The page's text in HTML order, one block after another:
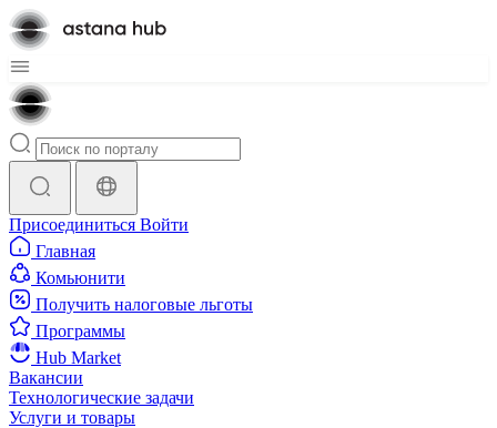
Присоединиться Войти
Главная
Комьюнити
Получить налоговые льготы
Программы
Hub Market
Вакансии
Технологические задачи
Услуги и товары